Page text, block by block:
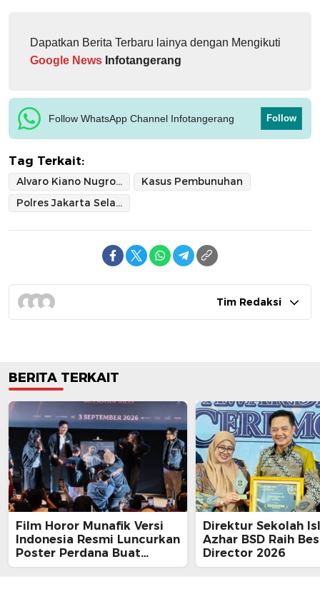
Dapatkan Berita Terbaru lainya dengan Mengikuti
Google News Infotangerang
Follow WhatsApp Channel Infotangerang Follow
Tag Terkait:
Alvaro Kiano Nugroho
Kasus Pembunuhan
Polres Jakarta Selatan
Tim Redaksi
BERITA TERKAIT
Film Horor Munafik Versi
Indonesia Resmi Luncurkan
Poster Perdana Buat
Kesan Spiritual Religi
Direktur Sekolah
Azhar BSD Raih
Director 2026